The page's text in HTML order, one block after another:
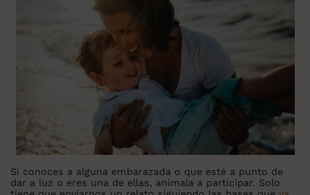
Si conoces a alguna embarazada o que esté a punto de
dar a luz o eres una de ellas, anímala a participar. Solo